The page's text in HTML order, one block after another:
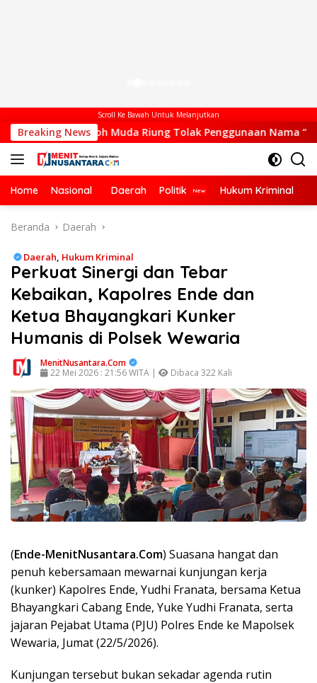
Scroll Ke Bawah Untuk Melanjutkan
Breaking News
Muda Riung Tolak Penggunaan Nama “Festival
Home Nasional Daerah Politik Hukum Kriminal
Beranda Daerah
Daerah, Hukum Kriminal
Perkuat Sinergi dan Tebar
Kebaikan, Kapolres Ende dan
Ketua Bhayangkari Kunker
Humanis di Polsek Wewaria
MenitNusantara.Com
22 Mei 2026 : 21:56 WITA |
Dibaca 322 Kali
(Ende-MenitNusantara.Com) Suasana hangat dan
penuh kebersamaan mewarnai kunjungan kerja
(kunker) Kapolres Ende, Yudhi Franata, bersama Ketua
Bhayangkari Cabang Ende, Yuke Yudhi Franata, serta
jajaran Pejabat Utama (PJU) Polres Ende ke Mapolsek
Wewaria, Jumat (22/5/2026).
Kunjungan tersebut bukan sekadar agenda rutin